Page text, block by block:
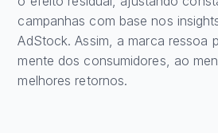
campanhas com base nos
AdStock. Assim, a marca ressoa
mente dos consumidores, ao
melhores retornos.